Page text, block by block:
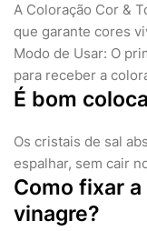
A Coloração Cor &
que garante cores
Modo de Usar: O
para receber a
É bom
Os cristais de sal
espalhar, sem cair
Como fixar
vinagre?